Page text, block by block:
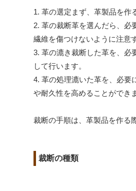
1. 革の選定まず、革製品を作
2. 革の裁断革を選んだら、必
繊維を傷つけないように注意
3. 革の漉き裁断した革を、必
して行います。
4. 革の処理漉いた革を、必要
や耐久性を高めることができ
裁断の手順は、革製品を作る
裁断の種類